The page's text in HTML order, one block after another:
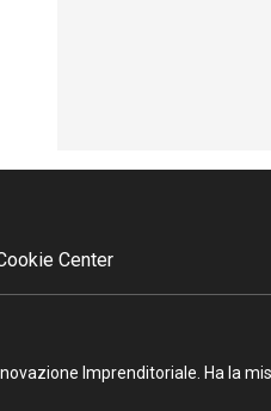
Center
Imprenditoriale. Ha la